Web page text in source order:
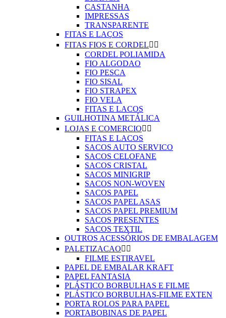
CASTANHA
IMPRESSAS
TRANSPARENTE
FITAS E LAÇOS
FITAS FIOS E CORDEL 
CORDEL POLIAMIDA
FIO ALGODAO
FIO PESCA
FIO SISAL
FIO STRAPEX
FIO VELA
FITAS E LACOS
GUILHOTINA METÁLICA
LOJAS E COMERCIO 
FITAS E LACOS
SACOS AUTO SERVICO
SACOS CELOFANE
SACOS CRISTAL
SACOS MINIGRIP
SACOS NON-WOVEN
SACOS PAPEL
SACOS PAPEL ASAS
SACOS PAPEL PREMIUM
SACOS PRESENTES
SACOS TEXTIL
OUTROS ACESSÓRIOS DE EMBALAGEM
PALETIZACAO 
FILME ESTIRAVEL
PAPEL DE EMBALAR KRAFT
PAPEL FANTASIA
PLÁSTICO BORBULHAS E FILME
PLÁSTICO BORBULHAS-FILME EXTEN
PORTA ROLOS PARA PAPEL
PORTABOBINAS DE PAPEL